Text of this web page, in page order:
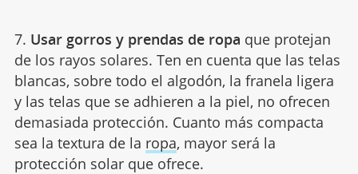
7. Usar gorros y prendas de ropa que protejan
de los rayos solares. Ten en cuenta que las telas
blancas, sobre todo el algodón, la franela ligera
y las telas que se adhieren a la piel, no ofrecen
demasiada protección. Cuanto más compacta
sea la textura de la ropa, mayor será la
protección solar que ofrece.